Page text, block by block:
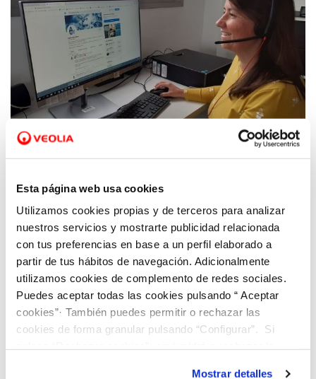
Esta página web usa cookies
Utilizamos cookies propias y de terceros para analizar
nuestros servicios y mostrarte publicidad relacionada
con tus preferencias en base a un perfil elaborado a
partir de tus hábitos de navegación. Adicionalmente
utilizamos cookies de complemento de redes sociales.
Puedes aceptar todas las cookies pulsando “ Aceptar
cookies”· También puedes permitir o rechazar las
cookies de forma granular pulsando “Configurar”. Si
Mostrar detalles
03 SEP 2021
Hidraqua ofrece atención especializada,
eficaz y adaptada”